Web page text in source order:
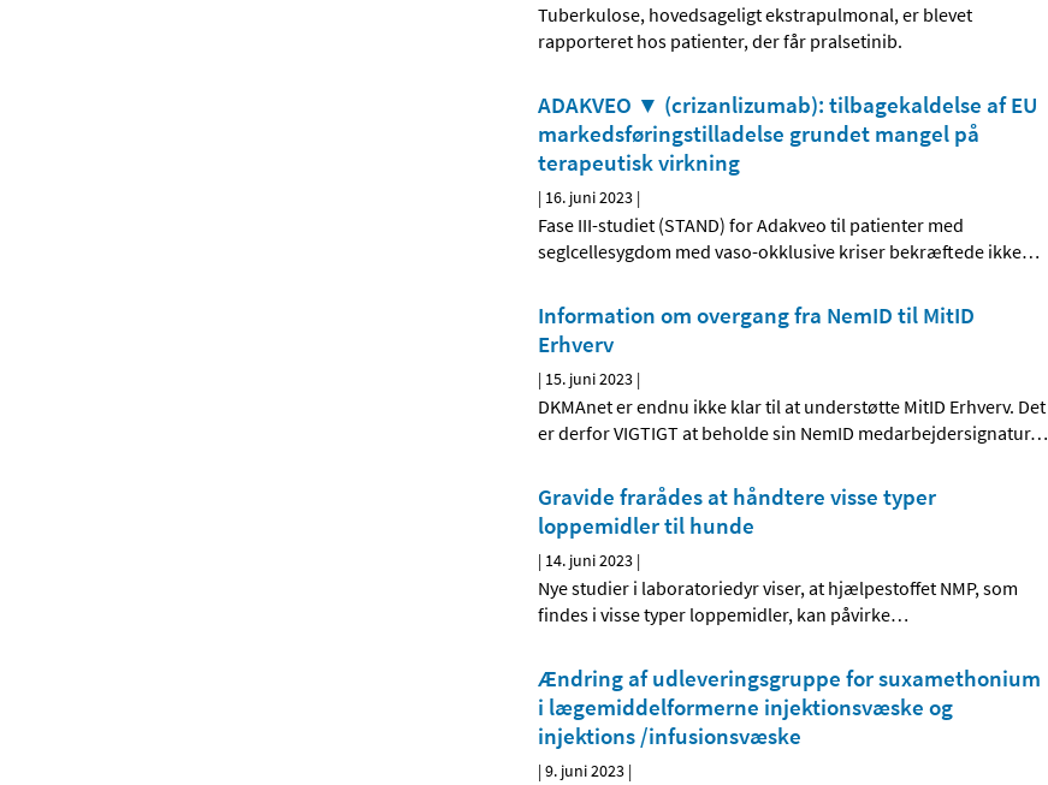
Tuberkulose, hovedsageligt ekstrapulmonal, er blevet
rapporteret hos patienter, der får pralsetinib.
ADAKVEO ▼ (crizanlizumab): tilbagekaldelse af EU
markedsføringstilladelse grundet mangel på
terapeutisk virkning
| 16. juni 2023 |
Fase III-studiet (STAND) for Adakveo til patienter med
seglcellesygdom med vaso-okklusive kriser bekræftede ikke…
Information om overgang fra NemID til MitID
Erhverv
| 15. juni 2023 |
DKMAnet er endnu ikke klar til at understøtte MitID Erhverv. Det
er derfor VIGTIGT at beholde sin NemID medarbejdersignatur…
Gravide frarådes at håndtere visse typer
loppemidler til hunde
| 14. juni 2023 |
Nye studier i laboratoriedyr viser, at hjælpestoffet NMP, som
findes i visse typer loppemidler, kan påvirke…
Ændring af udleveringsgruppe for suxamethonium
i lægemiddelformerne injektionsvæske og
injektions /infusionsvæske
|9. juni 2023 |